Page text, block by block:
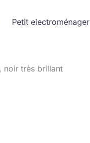
Petit electroménager
noir très brillant